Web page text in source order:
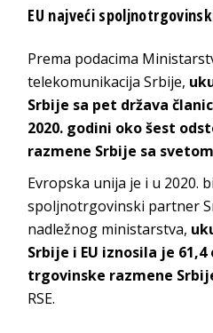
EU najveći
Prema podacima
telekomunikacija Srbije,
Srbije sa pet država
2020. godini oko šest
razmene Srbije sa
Evropska unija je i u 2020.
spoljnotrgovinski partner
nadležnog ministarstva,
Srbije i EU iznosila je
trgovinske razmene
RSE.